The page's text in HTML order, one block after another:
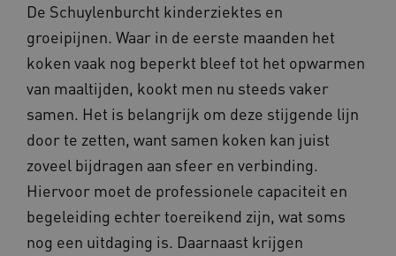
De Schuylenburcht kinderziektes en
groeipijnen. Waar in de eerste maanden het
koken vaak nog beperkt bleef tot het opwarmen
van maaltijden, kookt men nu steeds vaker
samen. Het is belangrijk om deze stijgende lijn
door te zetten, want samen koken kan juist
zoveel bijdragen aan sfeer en verbinding.
Hiervoor moet de professionele capaciteit en
begeleiding echter toereikend zijn, wat soms
nog een uitdaging is. Daarnaast krijgen
_ga_G3VHK6CSBS .waardigheidentrots.nl
m906.waardigheidentrots.nl